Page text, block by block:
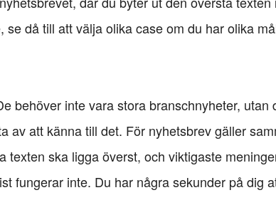
då till att välja olika case om du har olika
behöver inte vara stora branschnyheter,
av att känna till det. För nyhetsbrev gäller
texten ska ligga överst, och viktigaste
fungerar inte. Du har några sekunder på dig